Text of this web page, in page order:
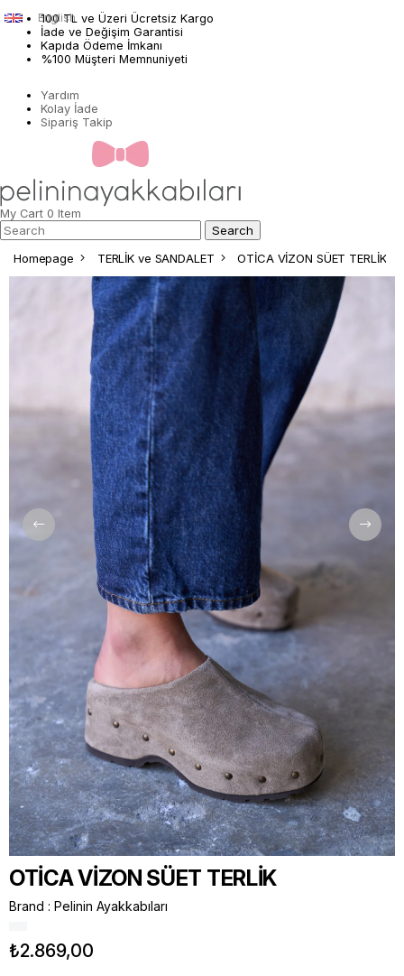
100 TL ve Üzeri Ücretsiz Kargo
İade ve Değişim Garantisi
Kapıda Ödeme İmkanı
%100 Müşteri Memnuniyeti
Yardım
Kolay İade
Sipariş Takip
English
My Cart 0 Item
Homepage TERLİK ve SANDALET OTİCA VİZON SÜET TERLİK
OTİCA VİZON SÜET TERLİK
Brand : Pelinin Ayakkabıları
₺2.869,00